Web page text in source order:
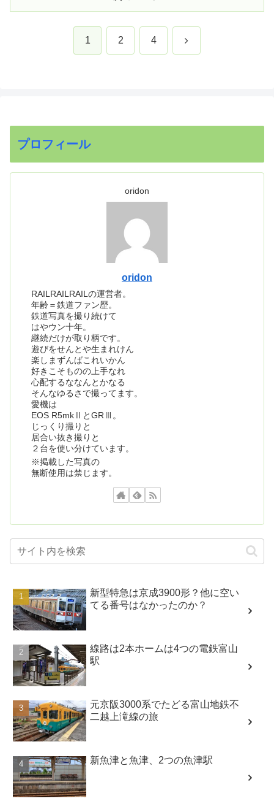
1 2 4 次
プロフィール
oridon
oridon
RAILRAILRAILの運営者。
年齢＝鉄道ファン歴。
鉄道写真を撮り続けて
はやウン十年。
継続だけが取り柄です。
遊びをせんとや生まれけん
楽しまずんばこれいかん
好きこそものの上手なれ
心配するななんとかなる
そんなゆるさで撮ってます。
愛機は
EOS R5mkⅡとGRⅢ。
じっくり撮りと
居合い抜き撮りと
２台を使い分けています。
※掲載した写真の
無断使用は禁じます。
新型特急は京成3900形？他に空い
てる番号はなかったのか？
線路は2本ホームは4つの電鉄富山
駅
元京阪3000系でたどる富山地鉄不
二越上滝線の旅
新魚津と魚津、2つの魚津駅